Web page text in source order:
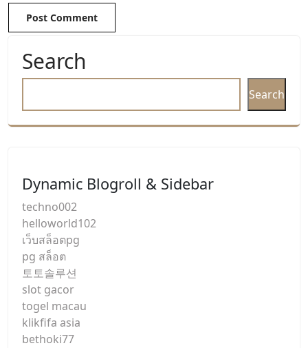
Search
Search
Dynamic Blogroll & Sidebar
techno002
helloworld102
เว็บสล็อตpg
pg สล็อต
토토솔루션
slot gacor
togel macau
klikfifa asia
bethoki77